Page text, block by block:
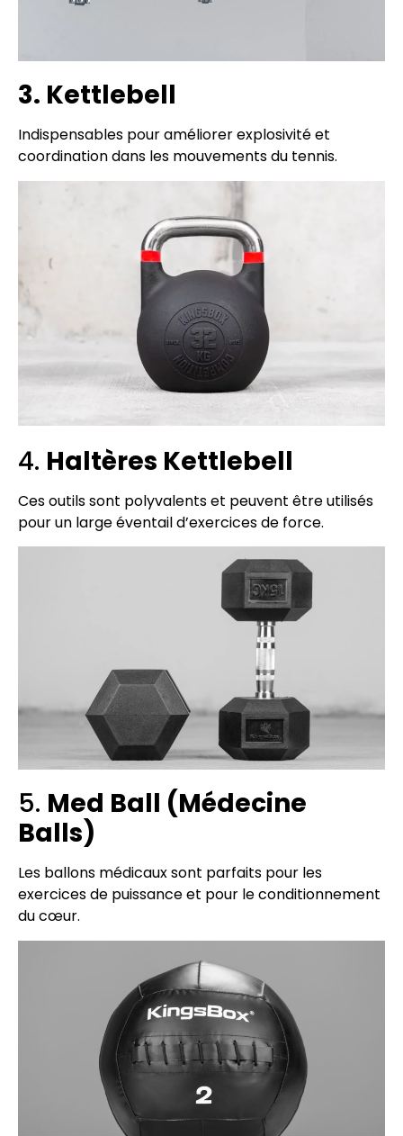
3. Kettlebell
Indispensables pour améliorer explosivité et
coordination dans les mouvements du tennis.
4. Haltères Kettlebell
Ces outils sont polyvalents et peuvent être utilisés
pour un large éventail d’exercices de force.
5. Med Ball (Médecine
Balls)
Les ballons médicaux sont parfaits pour les
exercices de puissance et pour le conditionnement
du cœur.